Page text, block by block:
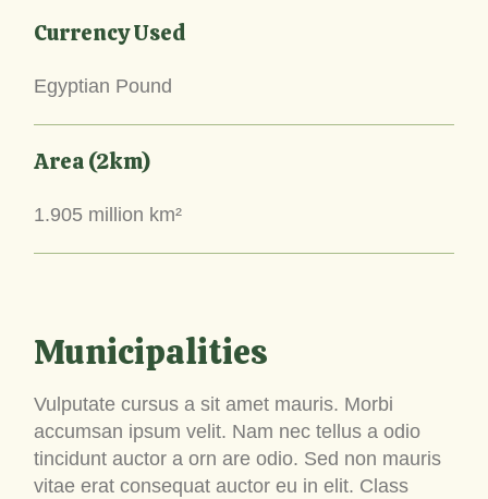
Currency Used
Egyptian Pound
Area (2km)
1.905 million km²
Municipalities
Vulputate cursus a sit amet mauris. Morbi
accumsan ipsum velit. Nam nec tellus a odio
tincidunt auctor a orn are odio. Sed non mauris
vitae erat consequat auctor eu in elit. Class